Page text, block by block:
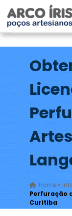
Home»
Perfuração
Curitiba